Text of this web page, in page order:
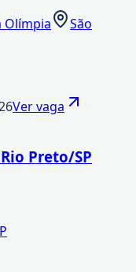
Olímpia
São
Ver vaga
Preto/SP